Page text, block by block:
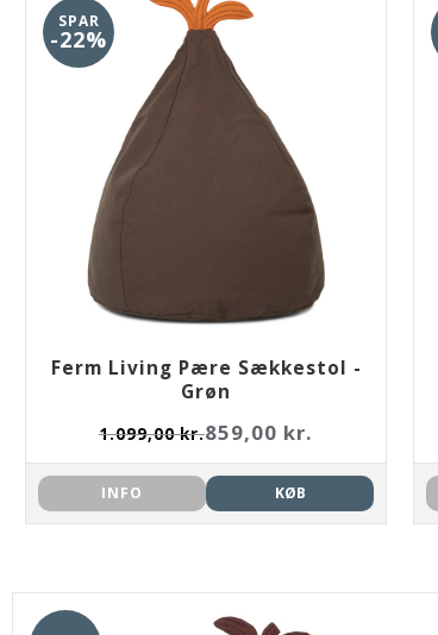
SPAR
-22%
Ferm Living Pære Sækkestol -
Grøn
1.099,00 kr.859,00 kr.
INFO KØB